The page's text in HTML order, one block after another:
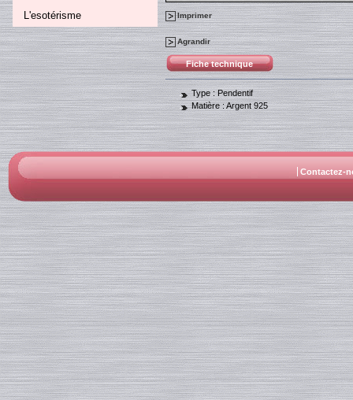
L'esotérisme
Imprimer
Agrandir
Fiche technique
Type : Pendentif
Matière :Argent 925
Contactez-